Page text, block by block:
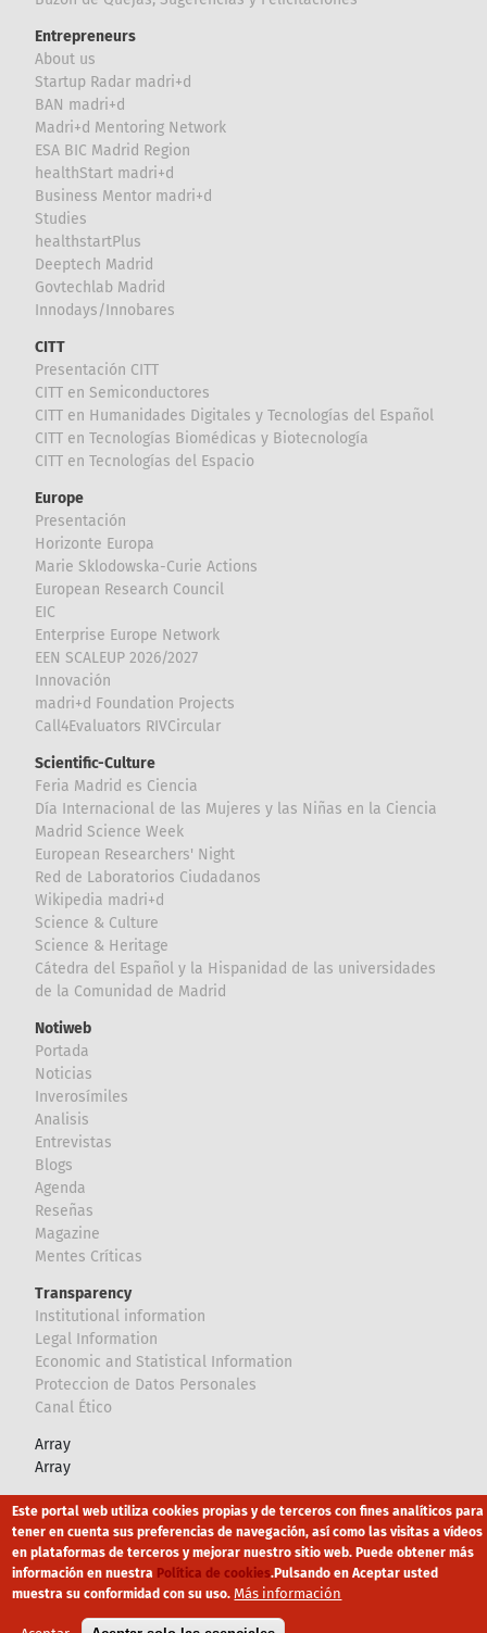
Entrepreneurs
About us
Startup Radar madri+d
BAN madri+d
Madri+d Mentoring Network
ESA BIC Madrid Region
healthStart madri+d
Business Mentor madri+d
Studies
healthstartPlus
Deeptech Madrid
Govtechlab Madrid
Innodays/Innobares
CITT
Presentación CITT
CITT en Semiconductores
CITT en Humanidades Digitales y Tecnologías del Español
CITT en Tecnologías Biomédicas y Biotecnología
CITT en Tecnologías del Espacio
Europe
Presentación
Horizonte Europa
Marie Sklodowska-Curie Actions
European Research Council
EIC
Enterprise Europe Network
EEN SCALEUP 2026/2027
Innovación
madri+d Foundation Projects
Call4Evaluators RIVCircular
Scientific-Culture
Feria Madrid es Ciencia
Día Internacional de las Mujeres y las Niñas en la Ciencia
Madrid Science Week
European Researchers' Night
Red de Laboratorios Ciudadanos
Wikipedia madri+d
Science & Culture
Science & Heritage
Cátedra del Español y la Hispanidad de las universidades
de la Comunidad de Madrid
Notiweb
Portada
Noticias
Inverosímiles
Analisis
Entrevistas
Blogs
Agenda
Reseñas
Magazine
Mentes Críticas
Transparency
Institutional information
Legal Information
Economic and Statistical Information
Proteccion de Datos Personales
Canal Ético
Array
Array
Footer Canal Ético eduroam Mapa Web
Política privacidad Política de cookies Aviso legal
Este portal web utiliza cookies propias y de terceros con fines analíticos para
tener en cuenta sus preferencias de navegación, así como las visitas a vídeos
en plataformas de terceros y mejorar nuestro sitio web. Puede obtener más
información en nuestra Política de cookies.Pulsando en Aceptar usted
muestra su conformidad con su uso. Más información